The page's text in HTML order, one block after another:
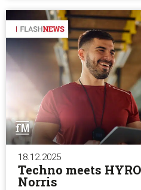
18.12.2025
Techno meets
Norris